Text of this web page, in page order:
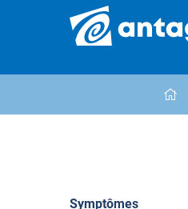
Symptômes